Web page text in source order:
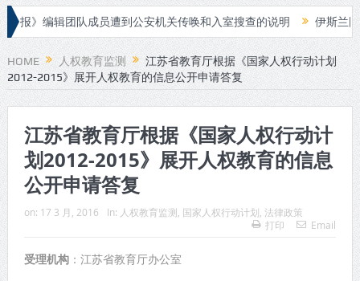
辑团队成员遭到公安机关传唤和入室搜查的说明 伊斯兰国宣布对
HOME 人权教育监测
江苏省教育厅根据《国家人权行动计划
2012-2015》展开人权教育的信息公开申请答复
江苏省教育厅根据《国家人权行动计
划2012-2015》展开人权教育的信息
公开申请答复
on: 17 3 月, 2016 In: 人权教育监测 国家人权行动计划 法律政策
打印
Email
受理机构：江苏省教育厅办公室